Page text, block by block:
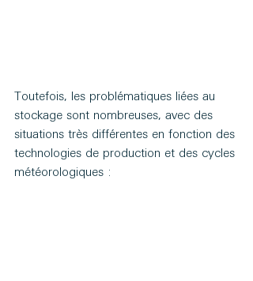
Toutefois, les problématiques liées au
stockage sont nombreuses, avec des
situations très différentes en fonction des
technologies de production et des cycles
météorologiques :